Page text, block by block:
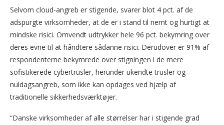
Selvom cloud-angreb er stigende, svarer blot 4 pct. af de
adspurgte virksomheder, at de er i stand til nemt og hurtigt at
mindske risici. Omvendt udtrykker hele 96 pct. bekymring over
deres evne til at håndtere sådanne risici. Derudover er 91% af
respondenterne bekymrede over stigningen i de mere
sofistikerede cybertrusler, herunder ukendte trusler og
nuldagsangreb, som ikke kan opdages ved hjælp af
traditionelle sikkerhedsværktøjer.
“Danske virksomheder af alle størrelser har i stigende grad